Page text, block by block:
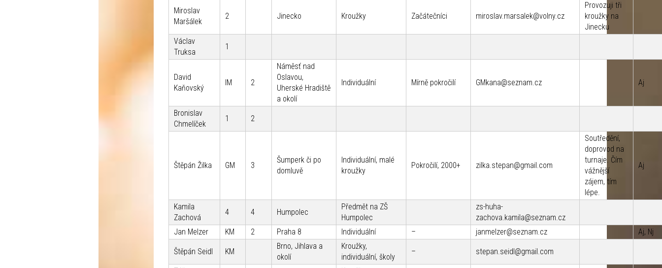
Miroslav
Maršálek
2 Jinecko Kroužky Začátečníci miroslav.marsalek@volny.cz
Provozuji tři
kroužky na
Jinecku
Václav
Truksa
1
David
Kaňovský
IM 2
Náměsť nad
Oslavou,
Uherské Hradiště
a okolí
Individuální Mírně pokročilí GMkana@seznam.cz Aj
Bronislav
Chmelíček
1 2
Štěpán Žilka GM 3
Šumperk či po
domluvě
Individuální, malé
kroužky
Pokročilí, 2000+ zilka.stepan@gmail.com
Soutředění,
doprovod na
turnaje. Čím
vážnější
zájem, tím
lépe.
Aj
Kamila
Zachová
4 4 Humpolec
Předmět na ZŠ
Humpolec
zs-huha-
zachova.kamila@seznam.cz
Jan Melzer
KM 2 Praha 8 Individuální – janmelzer@seznam.cz Aj, Nj
Štěpán Seidl KM
Brno, Jihlava a
okolí
Kroužky,
individuální, školy
– stepan.seidl@gmail.com